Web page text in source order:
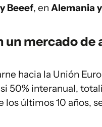
Beeef, en Alemania
un mercado de
hacia la Unión
50% interanual,
los últimos 10 años,